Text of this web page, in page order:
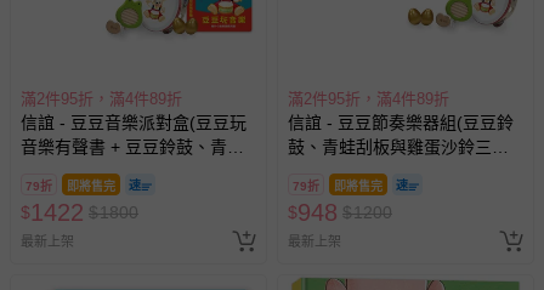
滿2件95折，滿4件89折
信誼 - 豆豆音樂派對盒(豆豆玩
音樂有聲書 + 豆豆鈴鼓、青蛙
刮板與雞蛋沙鈴三款節奏樂器)
79折 即將售完
$1422 $1800
最新上架
滿2件95折，滿4件89折
信誼 - 豆豆節奏樂器組(豆豆鈴
鼓、青蛙刮板與雞蛋沙鈴三款
節奏樂器)
79折 即將售完
$948 $1200
最新上架